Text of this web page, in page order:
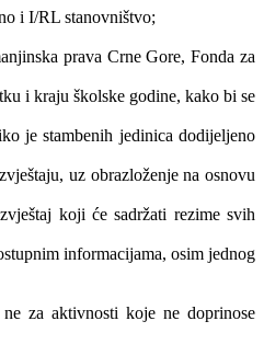
i I/RL stanovništvo;
prava Crne Gore, Fonda za
i kraju školske godine, kako bi se
je stambenih jedinica dodijeljeno
uz obrazloženje na osnovu
koji će sadržati rezime svih
informacijama, osim jednog
za aktivnosti koje ne doprinose